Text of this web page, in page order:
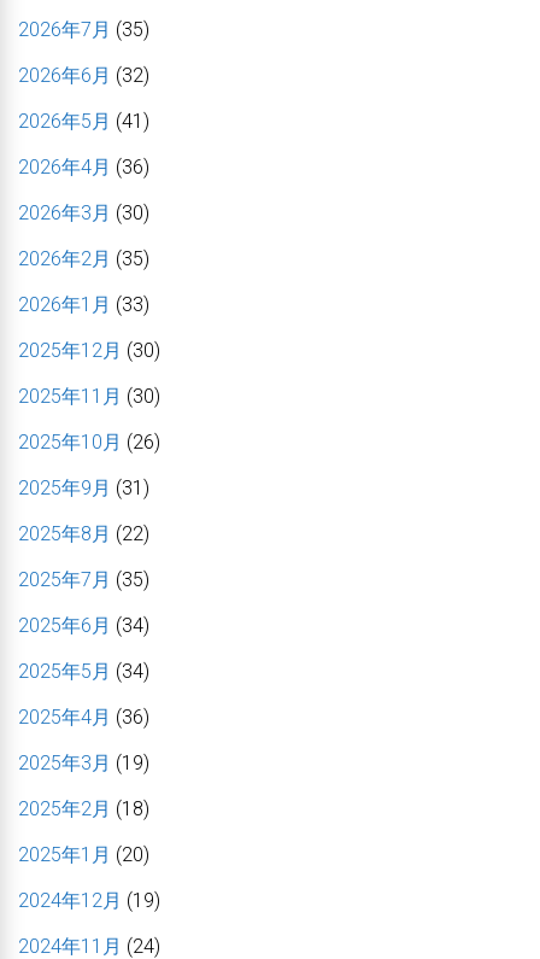
2026年7月 (35)
2026年6月 (32)
2026年5月 (41)
2026年4月 (36)
2026年3月 (30)
2026年2月 (35)
2026年1月 (33)
2025年12月 (30)
2025年11月 (30)
2025年10月 (26)
2025年9月 (31)
2025年8月 (22)
2025年7月 (35)
2025年6月 (34)
2025年5月 (34)
2025年4月 (36)
2025年3月 (19)
2025年2月 (18)
2025年1月 (20)
2024年12月 (19)
2024年11月 (24)